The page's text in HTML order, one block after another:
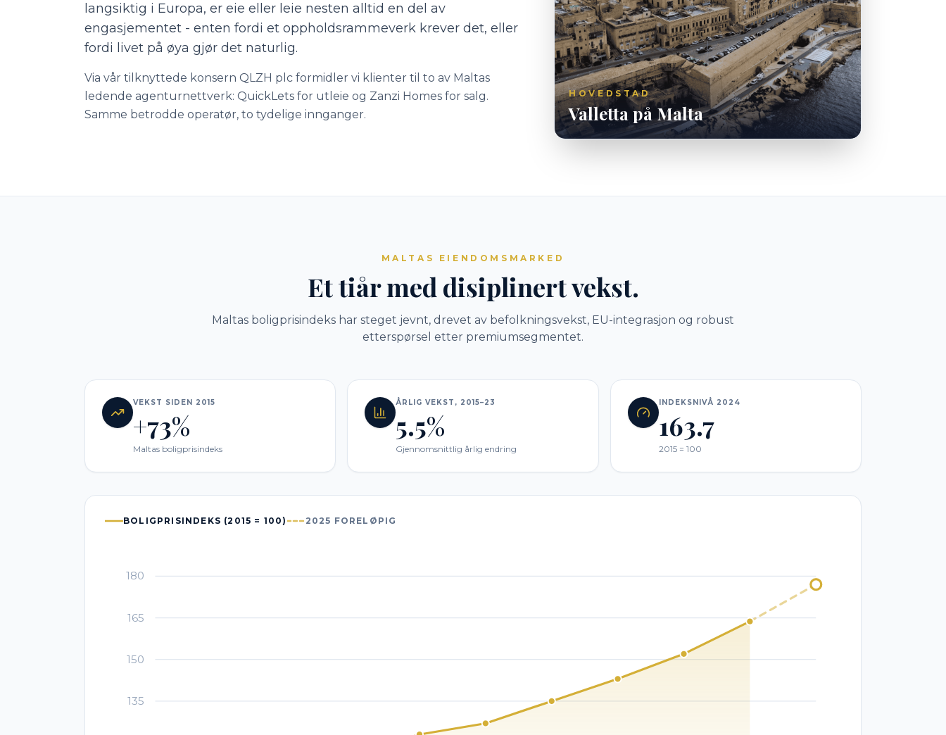
langsiktig i Europa, er eie eller leie nesten alltid en del av
engasjementet - enten fordi et oppholdsrammeverk krever det, eller
fordi livet på øya gjør det naturlig.
Via vår tilknyttede konsern QLZH plc formidler vi klienter til to av Maltas
ledende agenturnettverk: QuickLets for utleie og Zanzi Homes for salg.
Samme betrodde operatør, to tydelige innganger.
HOVEDSTAD
Valletta på Malta
MALTAS EIENDOMSMARKED
Et tiår med disiplinert vekst.
Maltas boligprisindeks har steget jevnt, drevet av befolkningsvekst, EU-integrasjon og robust
etterspørsel etter premiumsegmentet.
VEKST SIDEN 2015
+73%
Maltas boligprisindeks
ÅRLIG VEKST, 2015–23
5.5%
Gjennomsnittlig årlig endring
INDEKSNIVÅ 2024
163.7
2015 = 100
BOLIGPRISINDEKS (2015 = 100) 2025 FORELØPIG
135
150
165
180